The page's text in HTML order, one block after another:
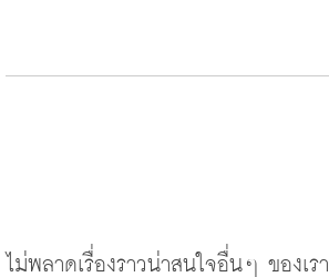
ไม่พลาดเรื่องราวน่าสนใจอื่นๆ ของเรา